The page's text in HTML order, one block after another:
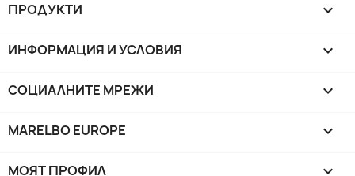
ПРОДУКТИ 
ИНФОРМАЦИЯ И УСЛОВИЯ 
СОЦИАЛНИТЕ МРЕЖИ 
MARELBO EUROPE 
МОЯТ ПРОФИЛ 